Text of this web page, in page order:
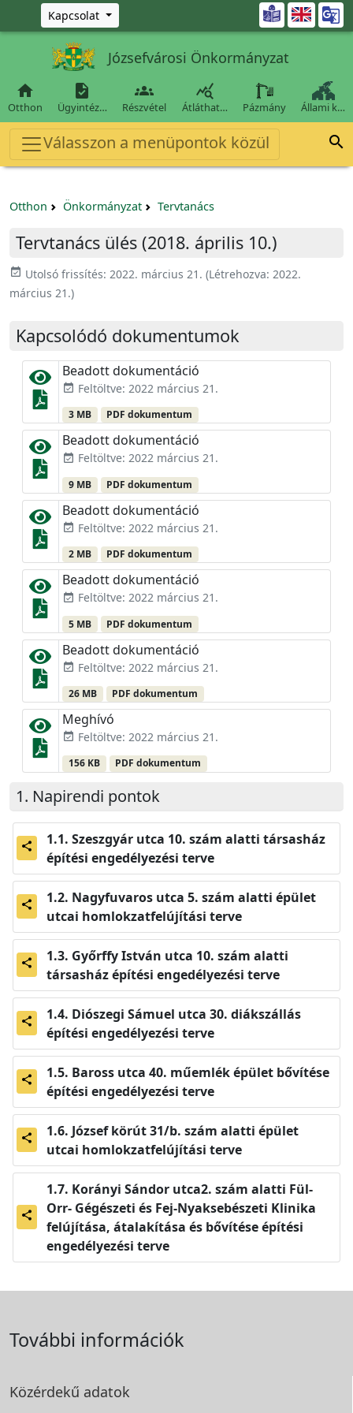
Ugrás a fő tartalomra
Kapcsolat 
Józsefvárosi Önkormányzat

Otthon

Ügyintéz…

Részvétel

Átláthat… Pázmány Állami k…
Válasszon a menüpontok közül 
Otthon Önkormányzat Tervtanács
Tervtanács ülés (2018. április 10.)
event_available Utolsó frissítés: 2022. március 21. (Létrehozva: 2022.
március 21.)
Kapcsolódó dokumentumok
Beadott dokumentáció
event_available Feltöltve: 2022 március 21.
3 MB PDF dokumentum
Beadott dokumentáció
event_available Feltöltve: 2022 március 21.
9 MB PDF dokumentum
Beadott dokumentáció
event_available Feltöltve: 2022 március 21.
2 MB PDF dokumentum
Beadott dokumentáció
event_available Feltöltve: 2022 március 21.
5 MB PDF dokumentum
Beadott dokumentáció
event_available Feltöltve: 2022 március 21.
26 MB PDF dokumentum
Meghívó
event_available Feltöltve: 2022 március 21.
156 KB PDF dokumentum
Napirendi pontok
share
Szeszgyár utca 10. szám alatti társasház
építési engedélyezési terve
share
Nagyfuvaros utca 5. szám alatti épület
utcai homlokzatfelújítási terve
share
Győrffy István utca 10. szám alatti
társasház építési engedélyezési terve
share
Diószegi Sámuel utca 30. diákszállás
építési engedélyezési terve
share
Baross utca 40. műemlék épület bővítése
építési engedélyezési terve
share
József körút 31/b. szám alatti épület
utcai homlokzatfelújítási terve
share
Korányi Sándor utca2. szám alatti Fül-
Orr- Gégészeti és Fej-Nyaksebészeti Klinika
felújítása, átalakítása és bővítése építési
engedélyezési terve
További információk
Közérdekű adatok